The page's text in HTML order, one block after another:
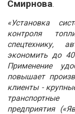
Смирнова.
«Установка
контроля
спецтехнику,
экономить до
Применение
повышает
клиенты -
транспортные
предприятия